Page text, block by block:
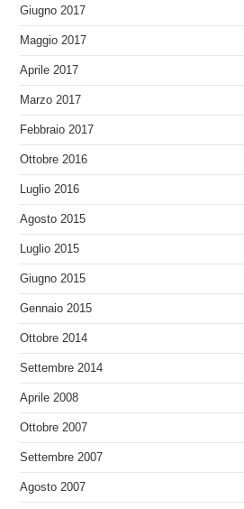
Giugno 2017
Maggio 2017
Aprile 2017
Marzo 2017
Febbraio 2017
Ottobre 2016
Luglio 2016
Agosto 2015
Luglio 2015
Giugno 2015
Gennaio 2015
Ottobre 2014
Settembre 2014
Aprile 2008
Ottobre 2007
Settembre 2007
Agosto 2007